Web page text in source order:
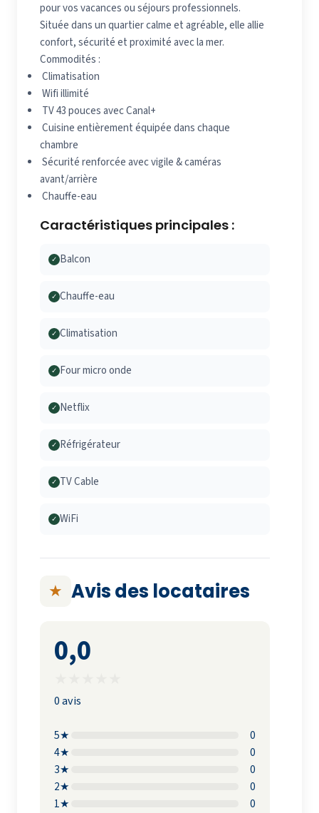
pour vos vacances ou séjours professionnels.
Située dans un quartier calme et agréable, elle allie
confort, sécurité et proximité avec la mer.
Commodités :
Climatisation
Wifi illimité
TV 43 pouces avec Canal+
Cuisine entièrement équipée dans chaque
chambre
Sécurité renforcée avec vigile & caméras
avant/arrière
Chauffe-eau
Caractéristiques principales :
✓ Balcon
✓ Chauffe-eau
✓ Climatisation
✓ Four micro onde
✓ Netflix
✓ Réfrigérateur
✓ TV Cable
✓ WiFi
★ Avis des locataires
0,0
0 avis
5★
0
4★
0
3★
0
2★
0
1★
0